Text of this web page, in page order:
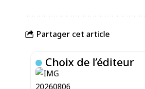
Partager cet article
Choix de l’éditeur